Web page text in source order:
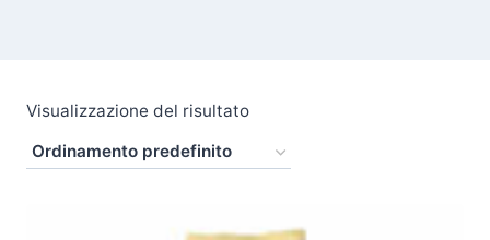
Visualizzazione del risultato